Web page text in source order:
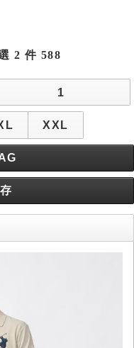
2 件 588
1
XXL